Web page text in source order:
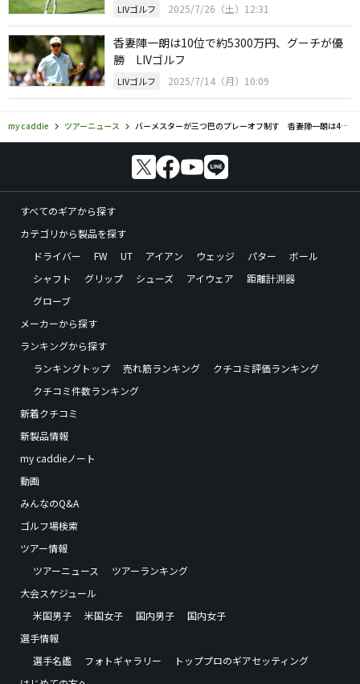
LIVゴルフ 2025/7/26（土）12:31
香妻陣一朗は10位で約5300万円、グーチが優
勝 LIVゴルフ
LIVゴルフ 2025/7/14（月）10:09
my caddie ツアーニュース バーメスターが三つ巴のプレーオフ制す 香妻陣一朗は47位
すべてのギアから探す
カテゴリから製品を探す
ドライバー
FW UT アイアン ウェッジ パター
ボール
シャフト
グリップ シューズ アイウェア
距離計測器
グローブ
メーカーから探す
ランキングから探す
ランキングトップ
売れ筋ランキング
クチコミ評価ランキング
クチコミ件数ランキング
新着クチコミ
新製品情報
my caddieノート
動画
みんなのQ&A
ゴルフ場検索
ツアー情報
ツアーニュース
ツアーランキング
大会スケジュール
米国男子
米国女子 国内男子
国内女子
選手情報
選手名鑑
フォトギャラリー
トッププロのギアセッティング